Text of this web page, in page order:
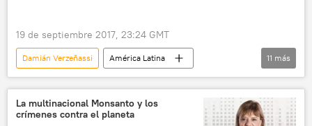
19 de septiembre 2017, 23:24 GMT
Damián Verzeñassi
América Latina
sociedad
medioambiente
Internacional
Argentina
Corrientes
mandarinas
fruta
agrotóxicos
11 más
La multinacional Monsanto y los
crímenes contra el planeta